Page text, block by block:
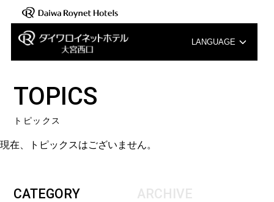
LANGUAGE
TOPICS
トピックス
現在、トピックスはございません。
CATEGORY ARCHIVE